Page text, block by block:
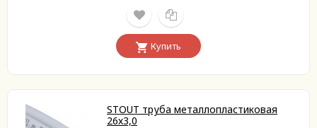
Купить
STOUT труба металлопластиковая
26х3,0